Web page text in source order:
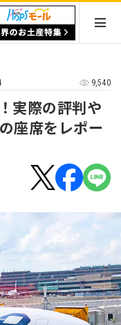
9,540
実際の評判や
座席をレポー